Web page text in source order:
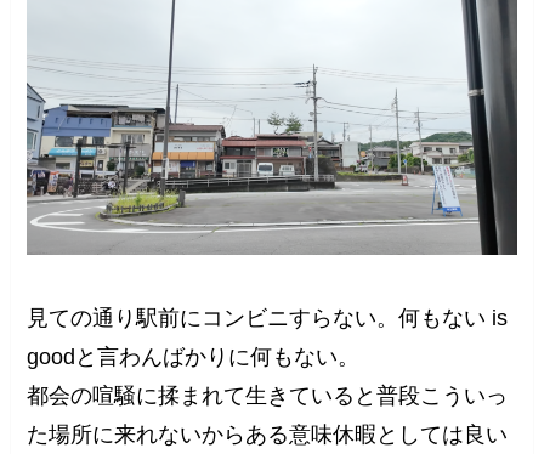
見ての通り駅前にコンビニすらない。何もない is
goodと言わんばかりに何もない。
都会の喧騒に揉まれて生きていると普段こういっ
た場所に来れないからある意味休暇としては良い